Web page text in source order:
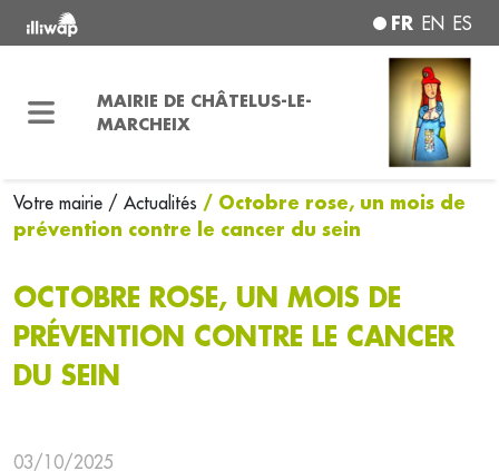
FR EN ES
MAIRIE DE CHÂTELUS-LE-
MARCHEIX
Votre mairie / Actualités / Octobre rose, un mois de
prévention contre le cancer du sein
OCTOBRE ROSE, UN MOIS DE
PRÉVENTION CONTRE LE CANCER
DU SEIN
03/10/2025